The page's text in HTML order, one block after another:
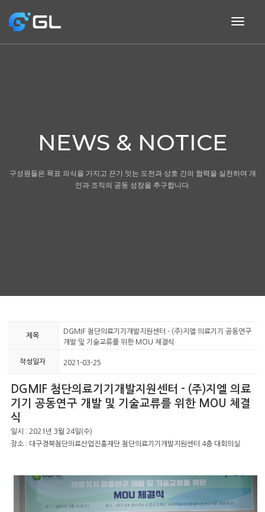
NEWS & NOTICE
구성원들은 목표 의식을 가지고 끈기 잇는 도전과 상호 간의 협력을 실천하여 개
인과 조직의 공동 성장을 추구합니다.
제목
DGMIF 첨단의료기기개발지원센터 - (주)지엘 의료기기 공동연구
개발 및 기술교류를 위한 MOU 체결식
작성일자 2021-03-25
DGMIF 첨단의료기기개발지원센터 - (주)지엘 의료
기기 공동연구 개발 및 기술교류를 위한 MOU 체결
식
일시 : 2021년 3월 24일(수)
장소 : 대구경북첨단의료산업진흥재단 첨단의료기기개발지원센터 4층 대회의실